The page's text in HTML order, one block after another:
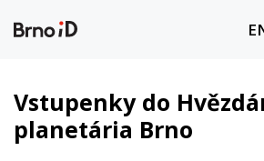
Vstupenky do
planetária Brno